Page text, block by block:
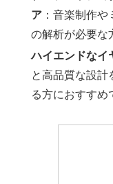
ア ：音楽制作
の解析が必要な
ハイエンドなイ
と高品質な設計
る方におすすめ